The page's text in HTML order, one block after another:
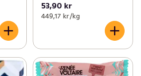
53,90 kr
449,17 kr /kg